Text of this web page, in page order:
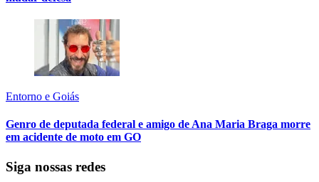
Entorno e Goiás
Genro de deputada federal e amigo de Ana Maria Braga morre
em acidente de moto em GO
Siga nossas redes